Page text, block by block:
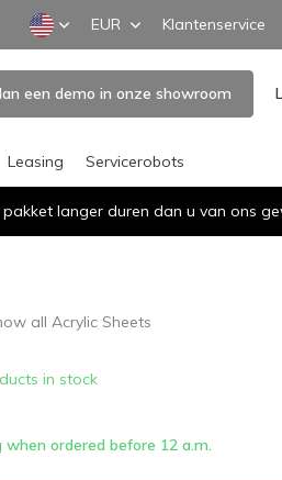
EUR Klantenservice
een demo in onze showroom
Leasing Servicerobots
langer duren dan u van ons
all Acrylic Sheets
in stock
ordered before 12 a.m.